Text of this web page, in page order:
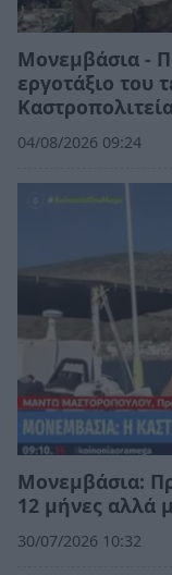
Μονεμβάσια -
εργοτάξιο του
04/08/2026 09:24
Μονεμβάσια:
12 μήνες αλλά
30/07/2026 10:32